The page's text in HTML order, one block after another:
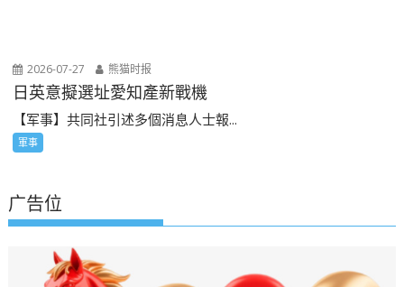
2026-07-27 熊猫时报
日英意擬選址愛知產新戰機
【军事】共同社引述多個消息人士報...
軍事
广告位